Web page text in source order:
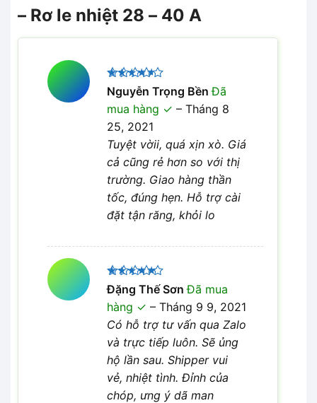
– Rơ le nhiệt 28 – 40 A
Được
xếp hạng
45 sao
Nguyễn Trọng BềnĐã
mua hàng
– Tháng 8
25, 2021
Tuyệt vờii, quá xịn xò. Giá
cả cũng rẻ hơn so với thị
trường. Giao hàng thần
tốc, đúng hẹn. Hỗ trợ cài
đặt tận răng, khỏi lo
Được xếp
hạng5
sao
Đặng Thế SơnĐã mua
hàng
– Tháng 9 9, 2021
Có hỗ trợ tư vấn qua Zalo
và trực tiếp luôn. Sẽ ủng
hộ lần sau. Shipper vui
vẻ, nhiệt tình. Đỉnh của
chóp, ưng ý dã man